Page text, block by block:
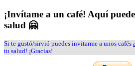
¡Invítame a un café! Aquí
salud 🤗
Si te gustó/sirvió puedes invitarme a unos cafés
tu salud! ¡Gracias!